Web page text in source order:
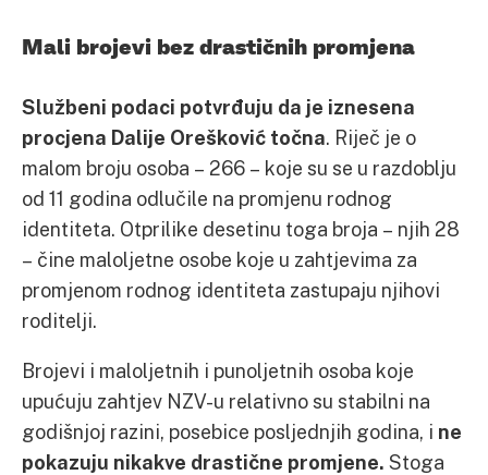
Mali brojevi bez drastičnih promjena
Službeni podaci potvrđuju da je iznesena
procjena Dalije Orešković točna. Riječ je o
malom broju osoba – 266 – koje su se u razdoblju
od 11 godina odlučile na promjenu rodnog
identiteta. Otprilike desetinu toga broja – njih 28
– čine maloljetne osobe koje u zahtjevima za
promjenom rodnog identiteta zastupaju njihovi
roditelji.
Brojevi i maloljetnih i punoljetnih osoba koje
upućuju zahtjev NZV-u relativno su stabilni na
godišnjoj razini, posebice posljednjih godina, i ne
pokazuju nikakve drastične promjene. Stoga